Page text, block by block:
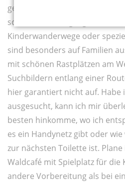
gerne genutzt werden darf.
sollte hier auf Highlights für
Kinderwanderwege oder
sind besonders auf Familien
mit schönen Rastplätzen am
Suchbildern entlang einer
hier garantiert nicht auf. Habe
ausgesucht, kann ich mir
besten hinkomme, wo ich
es ein Handynetz gibt oder
zur nächsten Toilette ist.
Waldcafé mit Spielplatz für die
andere Vorbereitung als bei